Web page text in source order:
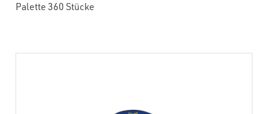
Palette 360 Stücke